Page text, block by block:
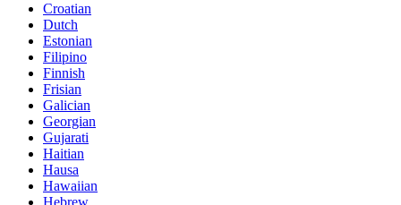
Croatian
Dutch
Estonian
Filipino
Finnish
Frisian
Galician
Georgian
Gujarati
Haitian
Hausa
Hawaiian
Hebrew